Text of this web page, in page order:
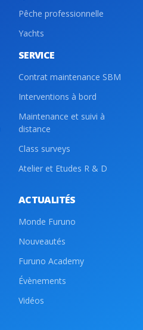
Pêche professionnelle
Yachts
SERVICE
Contrat maintenance SBM
Interventions à bord
Maintenance et suivi à
distance
Class surveys
Atelier et Etudes R & D
ACTUALITÉS
Monde Furuno
Nouveautés
Furuno Academy
Évènements
Vidéos